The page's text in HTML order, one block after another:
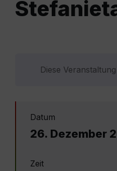
Diese
Datum
26. Dezember
Zeit